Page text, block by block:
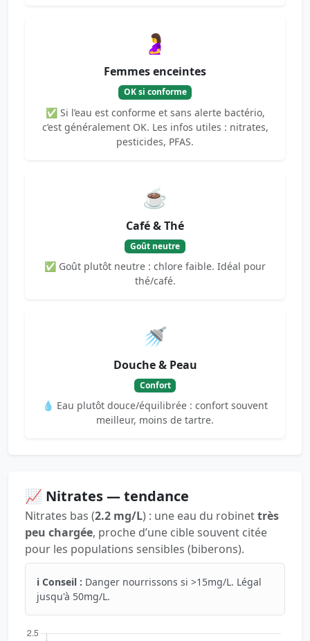
🤰
Femmes enceintes
OK si conforme
✅ Si l’eau est conforme et sans alerte bactério,
c’est généralement OK. Les infos utiles : nitrates,
pesticides, PFAS.
☕
Café & Thé
Goût neutre
✅ Goût plutôt neutre : chlore faible. Idéal pour
thé/café.
🚿
Douche & Peau
Confort
💧 Eau plutôt douce/équilibrée : confort souvent
meilleur, moins de tartre.
📈 Nitrates — tendance
Nitrates bas (2.2 mg/L) : une eau du robinettrès
peu chargée, proche d’une cible souvent citée
pour les populations sensibles (biberons).
ℹ️ Conseil : Danger nourrissons si >15mg/L. Légal
jusqu'à 50mg/L.